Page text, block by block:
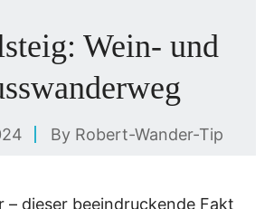
Wein- und
By Robert-Wander-Tip
– dieser beeindruckende Fakt